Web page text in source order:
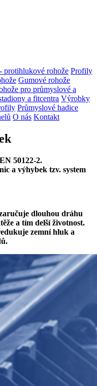
protihlukové rohože Profily
Gumové rohože
pro průmyslové a
a fitcentra Výrobky
Průmyslové hadice
O nás Kontakt
50122-2.
a výhybek tzv. system
dlouhou dráhu
a tím delší životnost.
zemní hluk a